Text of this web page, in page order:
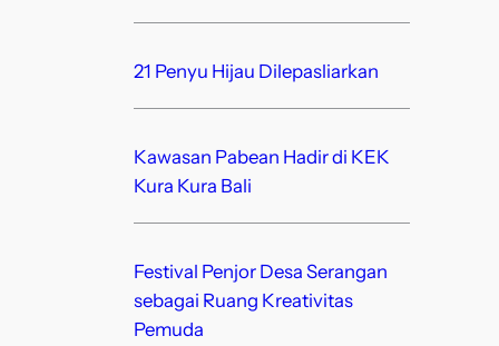
21 Penyu Hijau Dilepasliarkan
Kawasan Pabean Hadir di KEK
Kura Kura Bali
Festival Penjor Desa Serangan
sebagai Ruang Kreativitas
Pemuda